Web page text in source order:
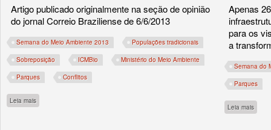
Artigo publicado originalmente na seção de opinião
do jornal Correio Braziliense de 6/6/2013
Semana do Meio Ambiente 2013 Populações tradicionais
Sobreposição ICMBio Ministério do Meio Ambiente
Parques Conflitos
Leia mais
Apenas
para os
a
Semana do
Parques
Leia mais